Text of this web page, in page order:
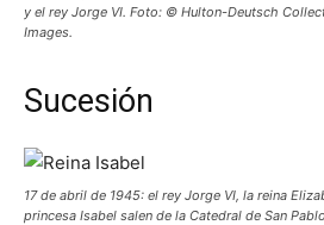
y el rey Jorge VI. Foto: © Hulton-Deutsch
Images.
Sucesión
17 de abril de 1945: el rey Jorge VI, la reina
princesa Isabel salen de la Catedral de San